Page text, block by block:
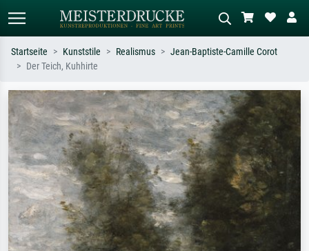
Suchen Sie nach Künstlern, Werktiteln
oder Stilen – z.B. Monet,
Sternennacht, Impressionismus, Welle
Hokusai, Akt.
Beschreiben Sie die Szene – z.B. Grüne
Wiese, Abstrakt mit viel Rot, Dunkles
Ölgemälde, Stehender Akt neben einem
Baum.
Startseite Kunststile Realismus
Jean-Baptiste-Camille Corot
Der Teich, Kuhhirte